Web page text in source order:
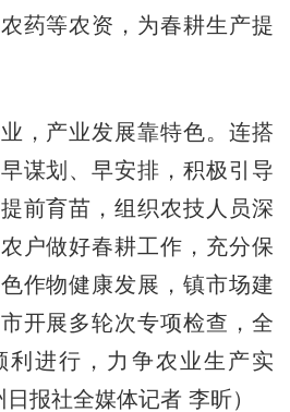
药等农资，为春耕生产提
产业发展靠特色。连搭
谋划、早安排，积极引导
前育苗，组织农技人员深
户做好春耕工作，充分保
作物健康发展，镇市场建
开展多轮次专项检查，全
利进行，力争农业生产实
报社全媒体记者 李昕）